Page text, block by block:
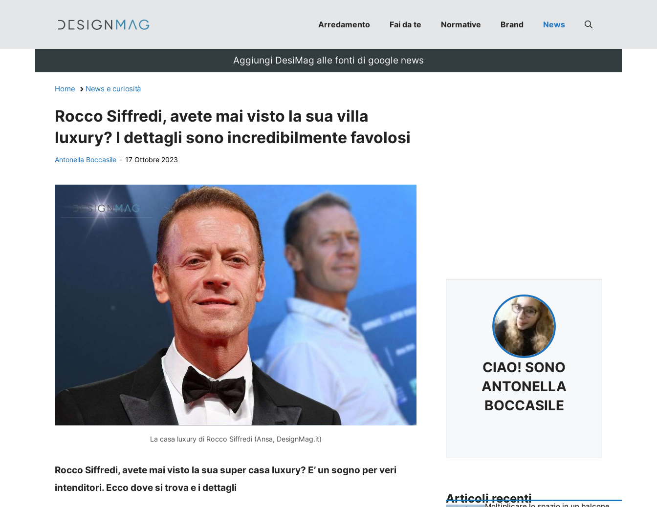
Arredamento Fai da te Normative Brand News
Aggiungi DesiMag alle fonti di google news
Home News e curiosità
Rocco Siffredi, avete mai visto la sua villa
luxury? I dettagli sono incredibilmente favolosi
Antonella Boccasile - 17 Ottobre 2023
La casa luxury di Rocco Siffredi (Ansa, DesignMag.it)
Rocco Siffredi, avete mai visto la sua super casa luxury? E’ un sogno per veri
intenditori. Ecco dove si trova e i dettagli
CIAO! SONO
ANTONELLA
BOCCASILE
Articoli recenti